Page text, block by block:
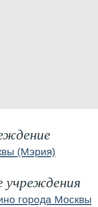
(Мэрия)
учреждения
города Москвы